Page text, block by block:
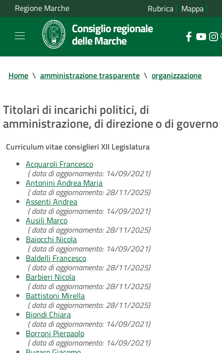
Regione Marche Rubrica Mappa
Consiglio regionale
delle Marche
Home \ amministrazione trasparente \ organizzazione
Titolari di incarichi politici, di
amministrazione, di direzione o di governo
Curriculum vitae consiglieri XII Legislatura
Acquaroli Francesco
( data di aggiornamento: 14/09/2021)
Antonini Andrea Maria
( data di aggiornamento: 28/11/2025)
Assenti Andrea
( data di aggiornamento: 14/09/2021)
Ausili Marco
( data di aggiornamento: 28/11/2025)
Baiocchi Nicola
( data di aggiornamento: 14/09/2021)
Baldelli Francesco
( data di aggiornamento: 28/11/2025)
Barbieri Nicola
( data di aggiornamento: 28/11/2025)
Battistoni Mirella
( data di aggiornamento: 28/11/2025)
Biondi Chiara
( data di aggiornamento: 14/09/2021)
Borroni Pierpaolo
( data di aggiornamento: 14/09/2021)